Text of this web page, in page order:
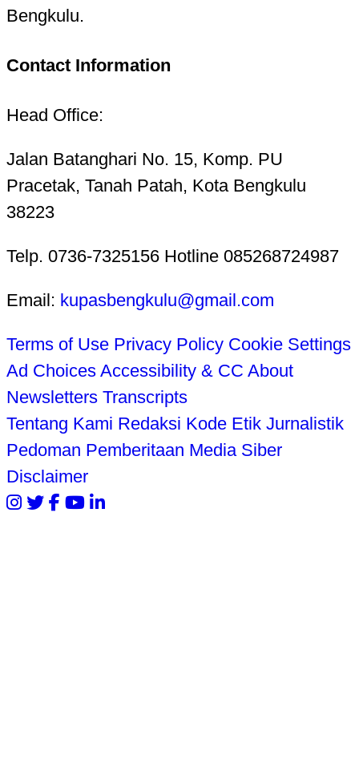
Bengkulu.
Contact Information
Head Office:
Jalan Batanghari No. 15, Komp. PU
Pracetak, Tanah Patah, Kota Bengkulu
38223
Telp. 0736-7325156 Hotline 085268724987
Email: kupasbengkulu@gmail.com
Terms of Use Privacy Policy Cookie Settings
Ad Choices Accessibility & CC About
Newsletters Transcripts
Tentang Kami Redaksi Kode Etik Jurnalistik
Pedoman Pemberitaan Media Siber
Disclaimer